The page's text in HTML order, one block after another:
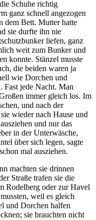
Schuhe richtig
ganz schnell angezogen
dem Bett. Mutter hatte
sie durfte ihn nie
liefen, ganz
weit zum Bunker und
konnte. Stänzel musste
die beiden waren ja
wie Dorchen und
Fast jede Nacht. Man
immer gleich los. Im
und nach der
wieder nach Hause und
und nur das
in der Unterwäsche,
über sich legen, sagte
mal ausziehen.
machten sie drinnen
Straße trafen sie die
Rodelberg oder zur Havel
weil es gleich
und Dorchen halfen
sie brauchten nicht